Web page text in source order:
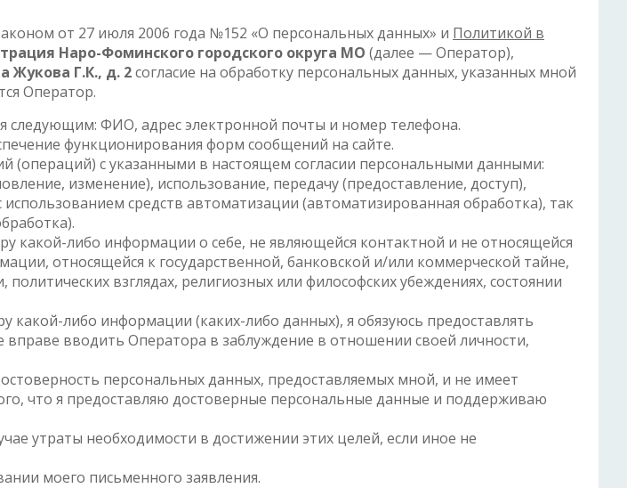
от 27 июля 2006 года №152 «О персональных данных» и Политикой в
Наро-Фоминского городского округа МО (далее — Оператор),
Жукова Г.К., д. 2согласие на обработку персональных данных, указанных мной
Оператор.
следующим: ФИО, адрес электронной почты и номер телефона.
функционирования форм сообщений на сайте.
(операций) с указанными в настоящем согласии персональными данными:
изменение), использование, передачу (предоставление, доступ),
средств автоматизации (автоматизированная обработка), так
какой-либо информации о себе, не являющейся контактной и не относящейся
относящейся к государственной, банковской и/или коммерческой тайне,
взглядах, религиозных или философских убеждениях, состоянии
какой-либо информации (каких-либо данных), я обязуюсь предоставлять
вводить Оператора в заблуждение в отношении своей личности,
персональных данных, предоставляемых мной, и не имеет
что я предоставляю достоверные персональные данные и поддерживаю
утраты необходимости в достижении этих целей, если иное не
моего письменного заявления.